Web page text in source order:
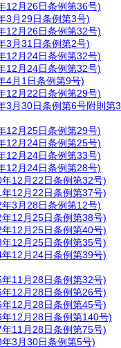
12月26日条例第36号)
3月29日条例第3号)
12月26日条例第32号)
3月31日条例第2号)
12月24日条例第32号)
12月24日条例第32号)
4月1日条例第9号)
12月22日条例第29号)
3月30日条例第6号附則第3
12月25日条例第29号)
12月24日条例第25号)
12月24日条例第33号)
12月24日条例第28号)
12月22日条例第32号)
12月22日条例第37号)
3月28日条例第12号)
12月25日条例第38号)
12月25日条例第40号)
12月25日条例第35号)
12月24日条例第39号)
11月28日条例第32号)
12月28日条例第26号)
12月28日条例第45号)
12月28日条例第140号)
11月28日条例第75号)
3月30日条例第5号)